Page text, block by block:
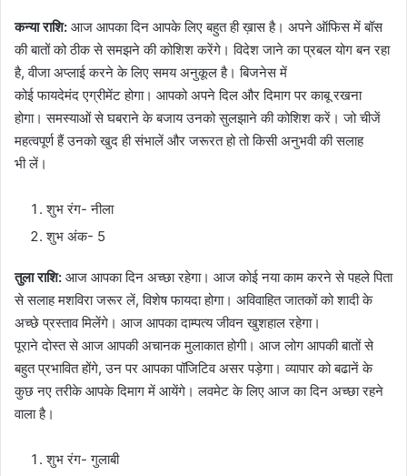
कन्या राशि: आज आपका दिन आपके लिए बहुत ही ख़ास है। अपने ऑफिस में बॉस
की बातों को ठीक से समझने की कोशिश करेंगे। विदेश जाने का प्रबल योग बन रहा
है, वीजा अप्लाई करने के लिए समय अनुकूल है। बिजनेस में
कोई फायदेमंद एग्रीमेंट होगा। आपको अपने दिल और दिमाग पर काबू रखना
होगा। समस्याओं से घबराने के बजाय उनको सुलझाने की कोशिश करें। जो चीजें
महत्वपूर्ण हैं उनको खुद ही संभालें और जरूरत हो तो किसी अनुभवी की सलाह
भी लें।
शुभ रंग- नीला
शुभ अंक- 5
तुला राशि: आज आपका दिन अच्छा रहेगा। आज कोई नया काम करने से पहले पिता
से सलाह मशविरा जरूर लें, विशेष फायदा होगा। अविवाहित जातकों को शादी के
अच्छे प्रस्ताव मिलेंगे। आज आपका दाम्पत्य जीवन खुशहाल रहेगा।
पूराने दोस्त से आज आपकी अचानक मुलाकात होगी। आज लोग आपकी बातों से
बहुत प्रभावित होंगे, उन पर आपका पॉजिटिव असर पड़ेगा। व्यापार को बढानें के
कुछ नए तरीके आपके दिमाग में आयेंगे। लवमेट के लिए आज का दिन अच्छा रहने
वाला है।
शुभ रंग- गुलाबी